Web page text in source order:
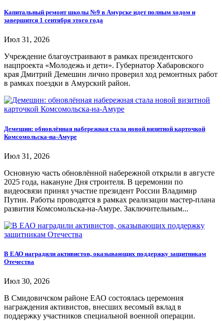
Капитальный ремонт школы №9 в Амурске идет полным ходом и
завершится 1 сентября этого года
Июл 31, 2026
Учреждение благоустраивают в рамках президентского
нацпроекта «Молодежь и дети». Губернатор Хабаровского
края Дмитрий Демешин лично проверил ход ремонтных работ
в рамках поездки в Амурский район.
Демешин: обновлённая набережная стала новой визитной карточкой
Комсомольска-на-Амуре
Июл 31, 2026
Основную часть обновлённой набережной открыли в августе
2025 года, накануне Дня строителя. В церемонии по
видеосвязи принял участие президент России Владимир
Путин. Работы проводятся в рамках реализации мастер-плана
развития Комсомольска-на-Амуре. Заключительным...
В ЕАО наградили активистов, оказывающих поддержку защитникам
Отечества
Июл 30, 2026
В Смидовичском районе ЕАО состоялась церемония
награждения активистов, внесших весомый вклад в
поддержку участников специальной военной операции.